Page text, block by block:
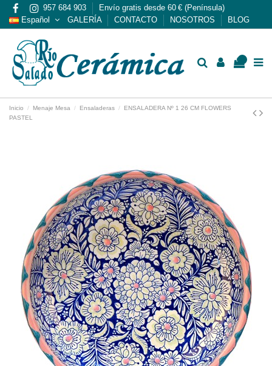
957 684 903
Envío gratis desde 60 € (Península)
Español
GALERÍA CONTACTO NOSOTROS BLOG
Inicio Menaje Mesa Ensaladeras
ENSALADERA Nº 1 26 CM FLOWERS
PASTEL